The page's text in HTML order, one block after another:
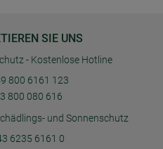
SIE UNS
- Kostenlose Hotline
800 6161 123
800 080 616
und Sonnenschutz
6235 6161 0